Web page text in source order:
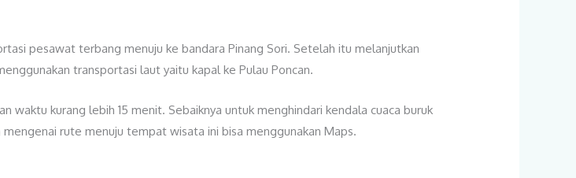
pesawat terbang menuju ke bandara Pinang Sori. Setelah itu melanjutkan
transportasi laut yaitu kapal ke Pulau Poncan.
waktu kurang lebih 15 menit. Sebaiknya untuk menghindari kendala cuaca buruk
rute menuju tempat wisata ini bisa menggunakan Maps.